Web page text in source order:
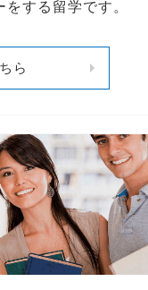
する留学です。
ら